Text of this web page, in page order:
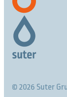
© 2026 Suter